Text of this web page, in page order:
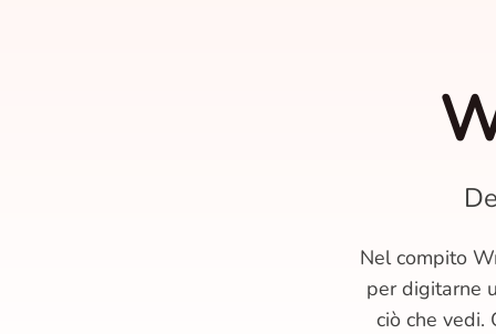
Nel compito
per digitarne
ciò che vedi.